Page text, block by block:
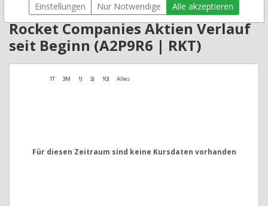
Rocket Companies Aktien Verlauf
seit Beginn (A2P9R6 | RKT)
1T 3M 1J 3J 10J Alles
Für diesen Zeitraum sind keine Kursdaten vorhanden
Einstellungen Nur Notwendige Alle akzeptieren